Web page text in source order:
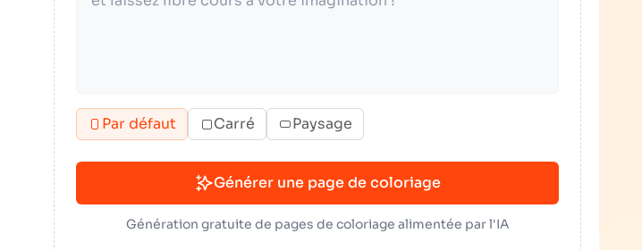
Par défaut Carré Paysage
Générer une page de coloriage
Génération gratuite de pages de coloriage alimentée par l'IA